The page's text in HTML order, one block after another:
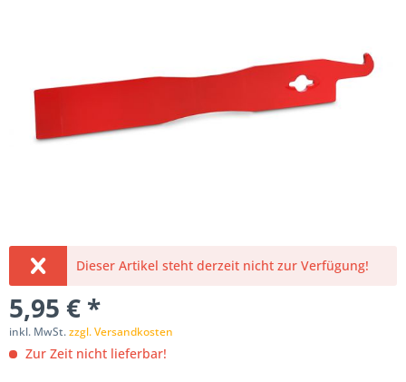
Dieser Artikel steht derzeit nicht zur Verfügung!
5,95 € *
inkl. MwSt.zzgl. Versandkosten
Zur Zeit nicht lieferbar!